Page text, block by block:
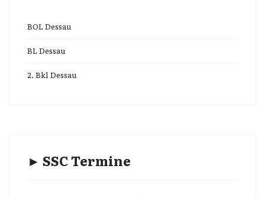
BOL Dessau
BL Dessau
2. Bkl Dessau
► SSC Termine